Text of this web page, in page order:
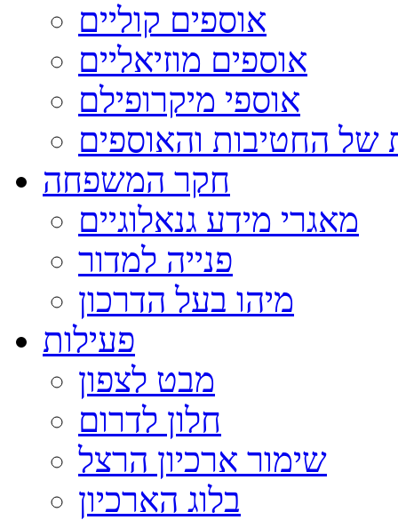
אוספים קוליים
אוספים מוזיאליים
אוספי מיקרופילם
של החטיבות והאוספים
חקר המשפחה
מאגרי מידע גנאלוגיים
פנייה למדור
מיהו בעל הדרכון
פעילות
מבט לצפון
חלון לדרום
שימור ארכיון הרצל
בלוג הארכיון